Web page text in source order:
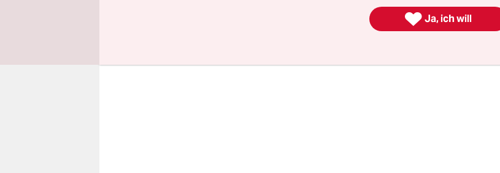
 Ja, ich will